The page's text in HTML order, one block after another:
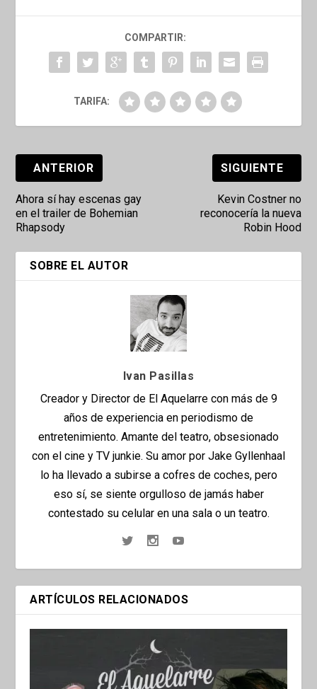
COMPARTIR:
TARIFA:
ANTERIOR
Ahora sí hay escenas gay
en el trailer de Bohemian
Rhapsody
SIGUIENTE
Kevin Costner no
reconocería la nueva
Robin Hood
SOBRE EL AUTOR
Ivan Pasillas
Creador y Director de El Aquelarre con más de 9
años de experiencia en periodismo de
entretenimiento. Amante del teatro, obsesionado
con el cine y TV junkie. Su amor por Jake Gyllenhaal
lo ha llevado a subirse a cofres de coches, pero
eso sí, se siente orgulloso de jamás haber
contestado su celular en una sala o un teatro.
ARTÍCULOS RELACIONADOS